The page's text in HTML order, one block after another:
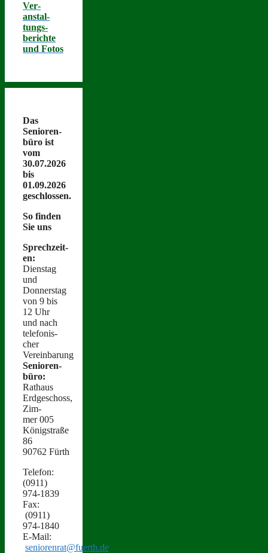
Ver­
anstal­
tungs­
berichte
und Fotos
Das
Senioren­
büro ist
vom
30.07.2026
bis
01.09.2026
geschlossen.
So find­en
Sie uns
Sprechzeit­
en:
Dien­stag
und
Donnerstag
von 9 bis
12 Uhr
und nach
tele­fonis­
ch­er
Vereinbarung
Senioren­
büro:
Rathaus
Erdgeschoss,
Zim­
mer 005
Königstraße
86
90762 Fürth
Tele­fon:
(0911)
974‑1839
Fax:
(0911)
974‑1840
E‑Mail:
seniorenrat@fuerth.de